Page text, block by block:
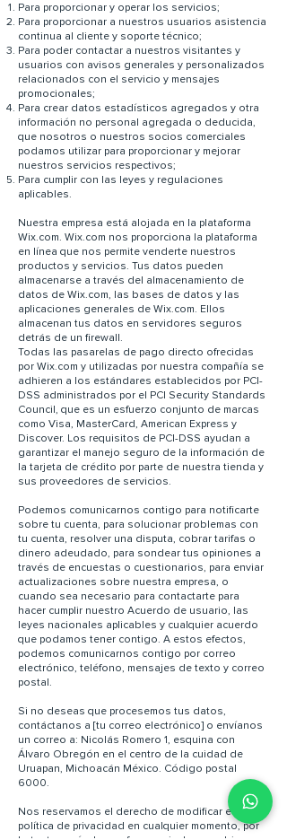
Para proporcionar y operar los servicios;
Para proporcionar a nuestros usuarios asistencia
continua al cliente y soporte técnico;
Para poder contactar a nuestros visitantes y
usuarios con avisos generales y personalizados
relacionados con el servicio y mensajes
promocionales;
Para crear datos estadísticos agregados y otra
información no personal agregada o deducida,
que nosotros o nuestros socios comerciales
podamos utilizar para proporcionar y mejorar
nuestros servicios respectivos;
Para cumplir con las leyes y regulaciones
aplicables.
Nuestra empresa está alojada en la plataforma
Wix.com. Wix.com nos proporciona la plataforma
en línea que nos permite venderte nuestros
productos y servicios. Tus datos pueden
almacenarse a través del almacenamiento de
datos de Wix.com, las bases de datos y las
aplicaciones generales de Wix.com. Ellos
almacenan tus datos en servidores seguros
detrás de un firewall.
Todas las pasarelas de pago directo ofrecidas
por Wix.com y utilizadas por nuestra compañía se
adhieren a los estándares establecidos por PCI-
DSS administrados por el PCI Security Standards
Council, que es un esfuerzo conjunto de marcas
como Visa, MasterCard, American Express y
Discover. Los requisitos de PCI-DSS ayudan a
garantizar el manejo seguro de la información de
la tarjeta de crédito por parte de nuestra tienda y
sus proveedores de servicios.
Podemos comunicarnos contigo para notificarte
sobre tu cuenta, para solucionar problemas con
tu cuenta, resolver una disputa, cobrar tarifas o
dinero adeudado, para sondear tus opiniones a
través de encuestas o cuestionarios, para enviar
actualizaciones sobre nuestra empresa, o
cuando sea necesario para contactarte para
hacer cumplir nuestro Acuerdo de usuario, las
leyes nacionales aplicables y cualquier acuerdo
que podamos tener contigo. A estos efectos,
podemos comunicarnos contigo por correo
electrónico, teléfono, mensajes de texto y correo
postal.
Si no deseas que procesemos tus datos,
contáctanos a [tu correo electrónico] o envíanos
un correo a: Nicolás Romero 1, esquina con
Álvaro Obregón en el centro de la cuidad de
Uruapan, Michoacán México. Código postal
6000.
Nos reservamos el derecho de modificar esta
política de privacidad en cualquier momento, por